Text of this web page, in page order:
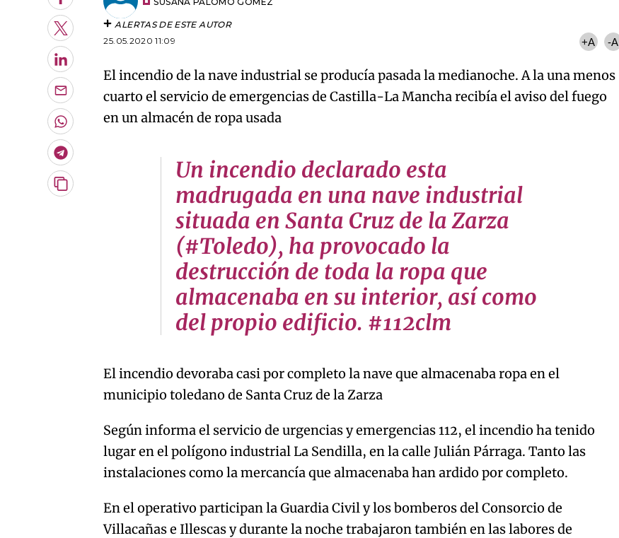
Twitter
LinkedIn
Enviar
por
Email
Whatsapp
Telegram
Copiar
ALERTAS DE ESTE AUTOR
25.05.2020 11:09
+A -A
El incendio de la nave industrial se producía pasada la medianoche. A la una menos
cuarto el servicio de emergencias de Castilla-La Mancha recibía el aviso del fuego
en un almacén de ropa usada
Un incendio declarado esta
madrugada en una nave industrial
situada en Santa Cruz de la Zarza
(#Toledo), ha provocado la
destrucción de toda la ropa que
almacenaba en su interior, así como
del propio edificio. #112clm
El incendio devoraba casi por completo la nave que almacenaba ropa en el
municipio toledano de Santa Cruz de la Zarza
Según informa el servicio de urgencias y emergencias 112, el incendio ha tenido
lugar en el polígono industrial La Sendilla, en la calle Julián Párraga. Tanto las
instalaciones como la mercancía que almacenaba han ardido por completo.
En el operativo participan la Guardia Civil y los bomberos del Consorcio de
Villacañas e Illescas y durante la noche trabajaron también en las labores de